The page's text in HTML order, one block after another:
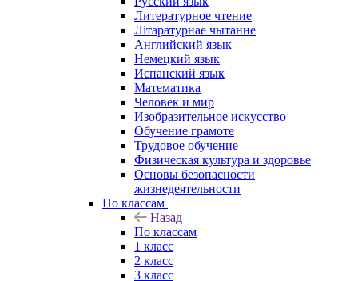
Литературное чтение
Літаратурнае чытанне
Английский язык
Немецкий язык
Испанский язык
Математика
Человек и мир
Изобразительное искусство
Обучение грамоте
Трудовое обучение
Физическая культура и здоровье
Основы безопасности
жизнедеятельности
По классам
Назад
По классам
1 класс
2 класс
3 класс